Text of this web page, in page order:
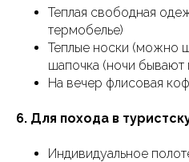
Теплая свободная
термобелье)
Теплые носки (можно
шапочка (ночи бывают
На вечер флисовая
6. Для похода в
Индивидуальное